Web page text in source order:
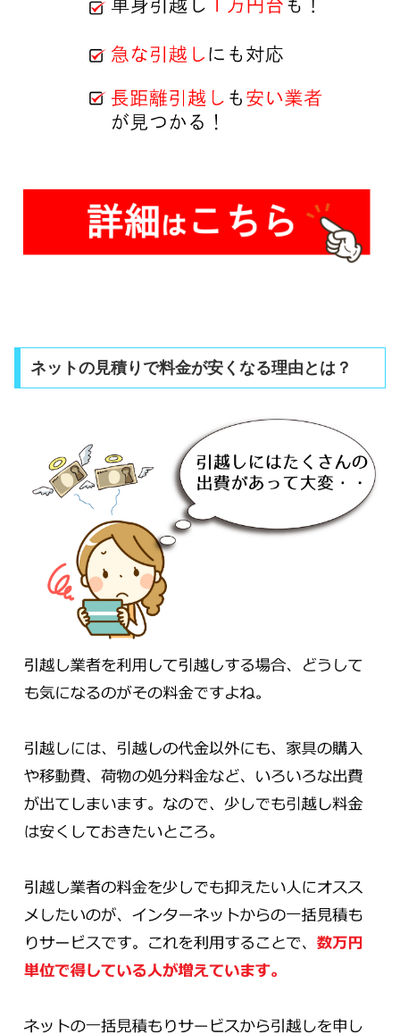
ネットの見積りで料金が安くなる理由とは？